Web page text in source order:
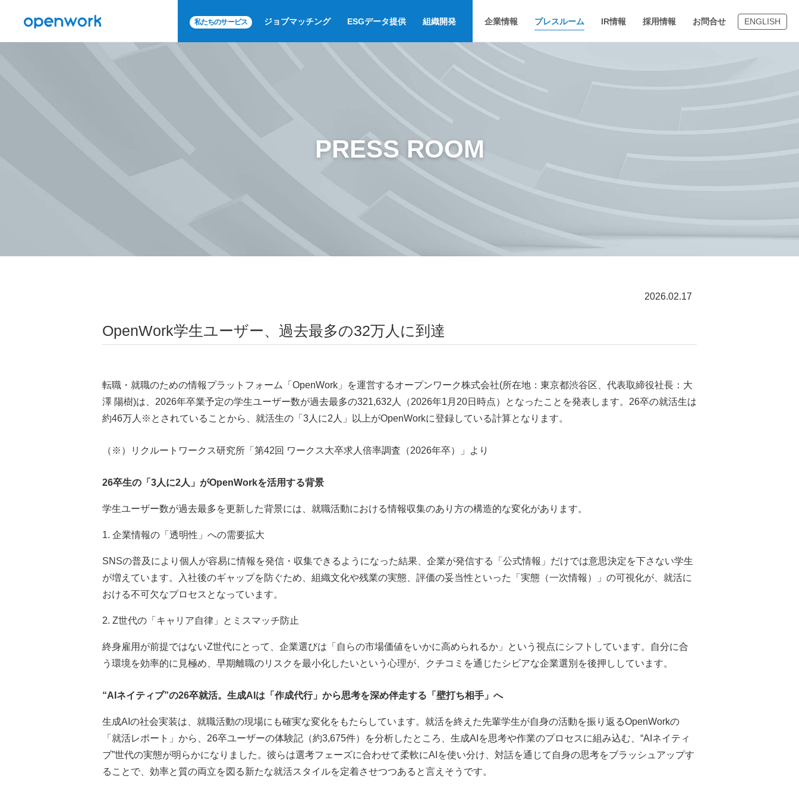
私たちのサービス ジョブマッチング ESGデータ提供 組織開発 企業情報 プレスルーム IR情報 採用情報 お問合せ ENGLISH
PRESS ROOM
2026.02.17
OpenWork学生ユーザー、過去最多の32万人に到達
転職・就職のための情報プラットフォーム「OpenWork」を運営するオープンワーク株式会社(所在地：東京都渋谷区、代表取締役社長：大
澤 陽樹)は、2026年卒業予定の学生ユーザー数が過去最多の321,632人（2026年1月20日時点）となったことを発表します。26卒の就活生は
約46万人※とされていることから、就活生の「3人に2人」以上がOpenWorkに登録している計算となります。
（※）リクルートワークス研究所「第42回 ワークス大卒求人倍率調査（2026年卒）」より
26卒生の「3人に2人」がOpenWorkを活用する背景
学生ユーザー数が過去最多を更新した背景には、就職活動における情報収集のあり方の構造的な変化があります。
1. 企業情報の「透明性」への需要拡大
SNSの普及により個人が容易に情報を発信・収集できるようになった結果、企業が発信する「公式情報」だけでは意思決定を下さない学生
が増えています。入社後のギャップを防ぐため、組織文化や残業の実態、評価の妥当性といった「実態（一次情報）」の可視化が、就活に
おける不可欠なプロセスとなっています。
2. Z世代の「キャリア自律」とミスマッチ防止
終身雇用が前提ではないZ世代にとって、企業選びは「自らの市場価値をいかに高められるか」という視点にシフトしています。自分に合
う環境を効率的に見極め、早期離職のリスクを最小化したいという心理が、クチコミを通じたシビアな企業選別を後押ししています。
“AIネイティブ”の26卒就活。生成AIは「作成代行」から思考を深め伴走する「壁打ち相手」へ
生成AIの社会実装は、就職活動の現場にも確実な変化をもたらしています。就活を終えた先輩学生が自身の活動を振り返るOpenWorkの
「就活レポート」から、26卒ユーザーの体験記（約3,675件）を分析したところ、生成AIを思考や作業のプロセスに組み込む、“AIネイティ
ブ”世代の実態が明らかになりました。彼らは選考フェーズに合わせて柔軟にAIを使い分け、対話を通じて自身の思考をブラッシュアップす
ることで、効率と質の両立を図る新たな就活スタイルを定着させつつあると言えそうです。